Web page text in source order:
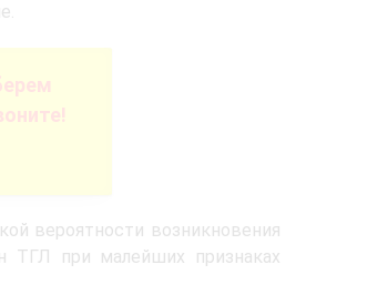
вероятности возникновения
ТГЛ при малейших признаках